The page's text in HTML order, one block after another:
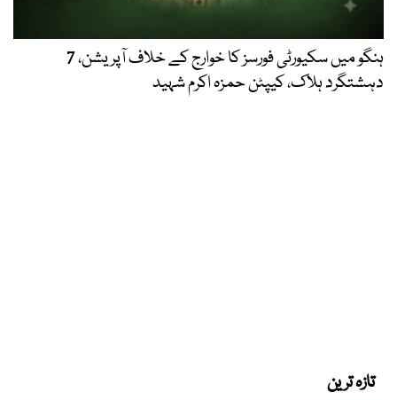
ہنگو میں سکیورٹی فورسز کا خوارج کے خلاف آپریشن، 7
دہشتگرد ہلاک، کیپٹن حمزہ اکرم شہید
تازہ ترین